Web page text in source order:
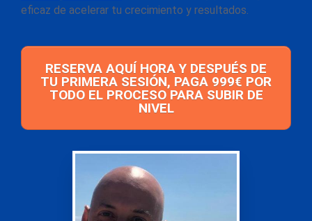
eficaz de acelerar tu crecimiento y resultados.
RESERVA AQUÍ HORA Y DESPUÉS DE
TU PRIMERA SESIÓN, PAGA 999€ POR
TODO EL PROCESO PARA SUBIR DE
NIVEL